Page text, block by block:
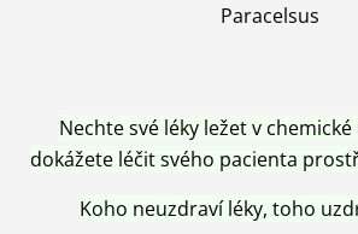
Paracelsus
Nechte své léky ležet v
dokážete léčit svého pacienta
Koho neuzdraví léky, toho